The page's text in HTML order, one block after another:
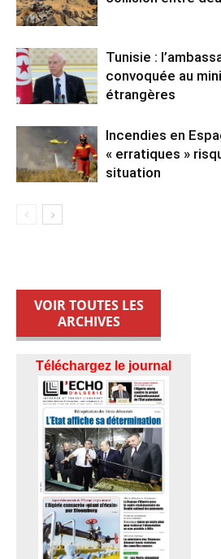
Tunisie :
convoquée au
étrangères
Incendies en
« erratiques »
situation
VOIR TOUTES LES
ARCHIVES